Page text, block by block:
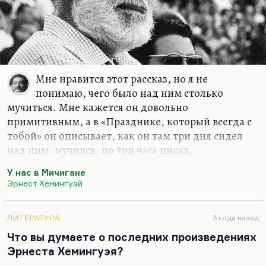
жестокого величия божьего мира и
принципиальной неуловимости, то есть
непостижимости господней логики. И «Старик
и море» —…
Мне нравится этот рассказ, но я не
понимаю, чего было над ним столько
мучиться. Мне кажется он довольно
примитивным, а в «Празднике, который всегда с
тобой» он описывает, как он там три дня сидел
над ним, мучился, по три часа писал,
предельно плоский. То ли дело какие-то ранние
рассказы из того же «Ника Картера Адамса», но
художественного совершенства. Вот «Старик и
море» — это да, это вещь, равная Мелвиллу,
«Моби Дику», хотя по объему уступающая ему в
У нас в Мичигане
Эрнест Хемингуэй
ЛИТЕРАТУРА 3 года назад
Что вы думаете о последних произведениях
Эрнеста Хемингуэя?